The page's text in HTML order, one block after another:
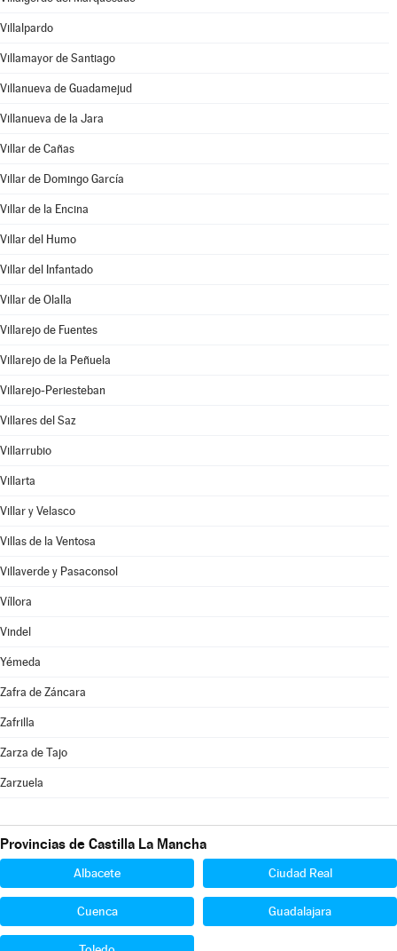
Villalpardo
Villamayor de Santiago
Villanueva de Guadamejud
Villanueva de la Jara
Villar de Cañas
Villar de Domingo García
Villar de la Encina
Villar del Humo
Villar del Infantado
Villar de Olalla
Villarejo de Fuentes
Villarejo de la Peñuela
Villarejo-Periesteban
Villares del Saz
Villarrubio
Villarta
Villar y Velasco
Villas de la Ventosa
Villaverde y Pasaconsol
Víllora
Vindel
Yémeda
Zafra de Záncara
Zafrilla
Zarza de Tajo
Zarzuela
Provincias de Castilla La Mancha
Albacete Ciudad Real
Cuenca Guadalajara